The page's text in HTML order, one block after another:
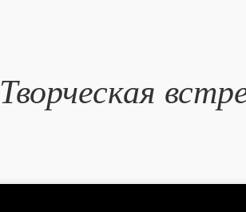
Творческая